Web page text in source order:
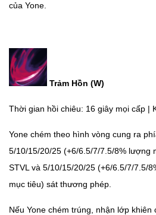
của Yone.
Trảm Hồn (W)
Thời gian hồi chiêu: 16 giây mọi cấp |
Yone chém theo hình vòng cung ra
5/10/15/20/25 (+6/6.5/7/7.5/8% lượng
STVL và 5/10/15/20/25 (+6/6.5/7/7.5/
mục tiêu) sát thương phép.
Nếu Yone chém trúng, nhận lớp khiên